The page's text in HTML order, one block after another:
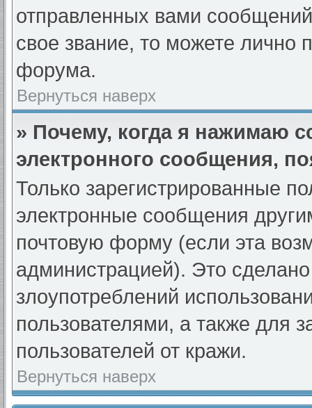
отправленных вами
свое звание, то можете лично
форума.
Вернуться наверх
» Почему, когда я нажимаю
электронного сообщения,
Только зарегистрированные
электронные сообщения
почтовую форму (если эта
администрацией). Это
злоупотреблений
пользователями, а также для
пользователей от кражи.
Вернуться наверх